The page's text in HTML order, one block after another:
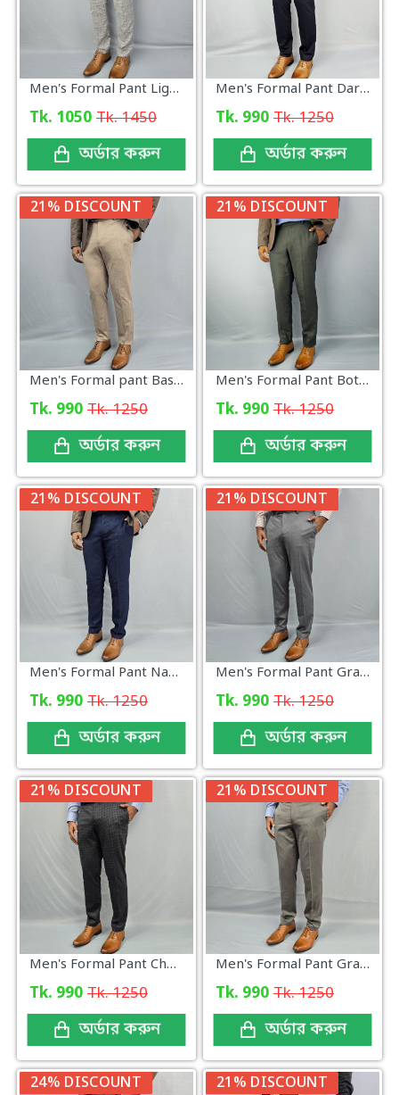
Men's Formal Pant Light Grey Check
Tk. 1050 Tk. 1450
অর্ডার করুন
Men's Formal Pant Dark Navy
Tk. 990 Tk. 1250
অর্ডার করুন
21% DISCOUNT
Men's Formal pant Base color new
Tk. 990 Tk. 1250
অর্ডার করুন
21% DISCOUNT
Men's Formal Pant Bottle green
Tk. 990 Tk. 1250
অর্ডার করুন
21% DISCOUNT
Men's Formal Pant Navy design New
Tk. 990 Tk. 1250
অর্ডার করুন
21% DISCOUNT
Men's Formal Pant Gray new Collection
Tk. 990 Tk. 1250
অর্ডার করুন
21% DISCOUNT
Men's Formal Pant Check New Collection
Tk. 990 Tk. 1250
অর্ডার করুন
21% DISCOUNT
Men's Formal Pant Gray New
Tk. 990 Tk. 1250
অর্ডার করুন
24% DISCOUNT 21% DISCOUNT